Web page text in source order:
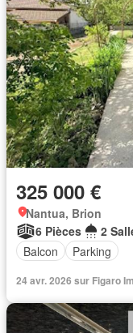
325 000 €
Nantua, Brion
6 Pièces
2
Balcon
Parking
24 avr. 2026 sur Figaro